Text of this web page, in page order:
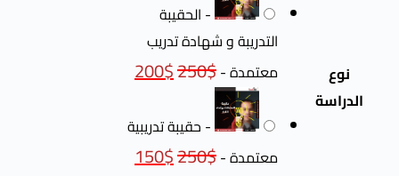
-الحقيبة
التدريبة و شهادة تدريب
معتمدة
250
$
200
-حقيبة تدريبية
250
$
150